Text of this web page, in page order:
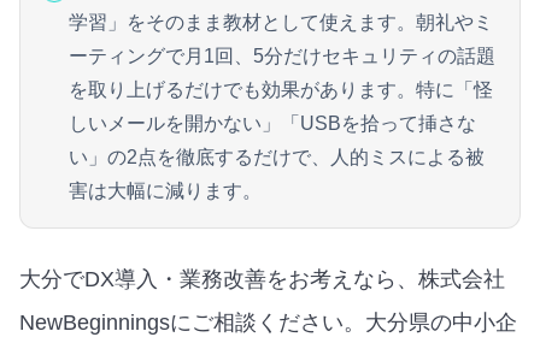
学習」をそのまま教材として使えます。朝礼やミ
ーティングで月1回、5分だけセキュリティの話題
を取り上げるだけでも効果があります。特に「怪
しいメールを開かない」「USBを拾って挿さな
い」の2点を徹底するだけで、人的ミスによる被
害は大幅に減ります。
大分でDX導入・業務改善をお考えなら、株式会社
NewBeginningsにご相談ください。大分県の中小企